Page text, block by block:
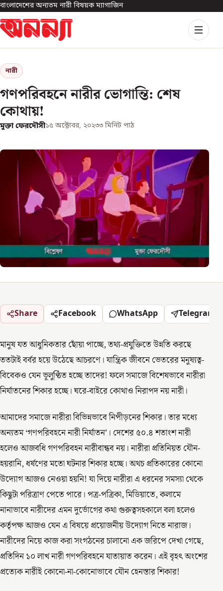
বাংলাদেশের অন্যতম নারী বিষয়ক ম্যাগাজিন
নারী
গণপরিবহনে নারীর ভোগান্তি: শেষ
কোথায়!
মুক্তা ফেরদৌসী১৫ অক্টোবর, ২০২৩৩ মিনিট পাঠ
Share Facebook WhatsApp Telegram
মানুষ যত আধুনিকতার ছোঁয়া পাচ্ছে, তথ্য-প্রযুক্তিতে উন্নতি করছে
ততটাই বর্বর হয়ে উঠেছে আচরণে। যান্ত্রিক জীবনে ভেতরের মনুষ্যত্ব-
বিবেকও যেন ভূলুণ্ঠিত হচ্ছে তাদের! ফলে সমাজে বিশেষভাবে নারীরা
নির্যাতনের শিকার হচ্ছে। ঘরে-বাইরে কোথাও নিরাপদ নয় নারী।
আমাদের সমাজে নারীরা বিভিন্নভাবে নিপীড়নের শিকার। তার মধ্যে
অন্যতম ‘গণপরিবহনে নারী নির্যাতন’। দেশের ৫০.৪ শতাংশ নারী
হলেও আজবধি গণপরিবহন নারীবান্ধব নয়। নারীরা প্রতিনিয়ত যৌন-
হয়রানি, ধর্ষণের মতো ঘটনার শিকার হচ্ছে। অথচ প্রতিকারের কোনো
উদ্যোগ আজও নেওয়া হয়নি! যা দিয়ে নারীরা এ ধরনের সমস্যা থেকে
কিছুটা পরিত্রাণ পেতে পারে। পত্র-পত্রিকা, মিডিয়াতে, কলামে
নানাভাবে নারীদের এমন দুর্ভোগের কথা গুরুত্বসহকালে বলা হলেও
কর্তৃপক্ষ আজও যেন এ বিষয়ে প্রয়োজনীয় উদ্যোগ নিতে নারাজ।
নারীদের নিয়ে কাজ করা সংগঠনের চালানো এক জরিপে দেখা গেছে,
প্রতিদিন ১০ লাখ নারী গণপরিবহনে যাতায়াত করেন। এই বৃহৎ অংশের
প্রত্যেক নারীই কোনো-না-কোনোভাবে যৌন হেনস্তার শিকার!